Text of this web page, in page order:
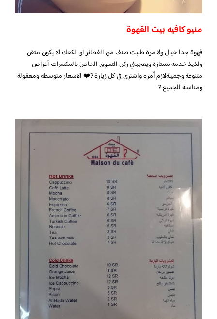
منيو كافيه بيت القهوة
قهوة جدا خيال ولا مرة طلبت صنف من الفطائر او الكعك الا يكون متقن
ولذيذ خدمة ممتازة ويعجبني ركن التسوق الخاص بالمكسرات أغراض
متنوعة وجميلةلازم أمره واشتري في كل زيارة ?❤️ الاسعار متوسطه ومعقولة
ومناسبة للجميع ?